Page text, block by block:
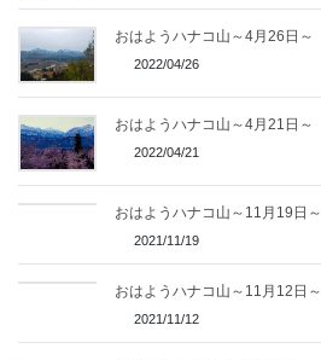
おはようハナコ山～4月26日～
2022/04/26
おはようハナコ山～4月21日～
2022/04/21
おはようハナコ山～11月19日～
2021/11/19
おはようハナコ山～11月12日～
2021/11/12